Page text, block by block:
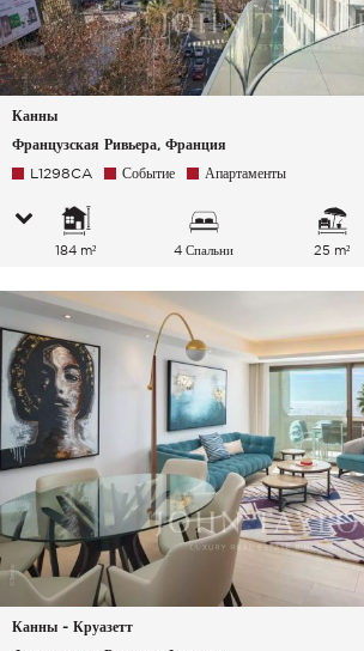
Канны
Французская Ривьера, Франция
L1298CA Событие Апартаменты
184 m² 4 Спальни 25 m²
Канны - Круазетт